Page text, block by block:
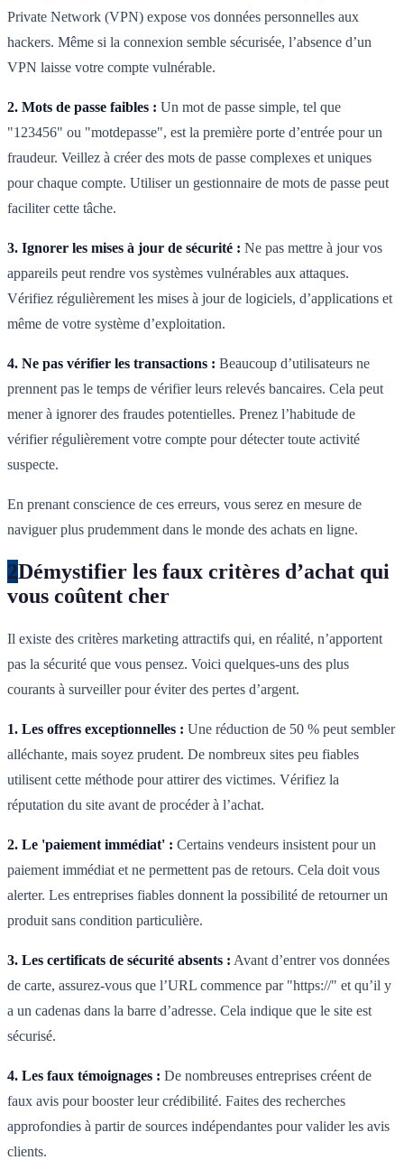
Private Network (VPN) expose vos données personnelles aux
hackers. Même si la connexion semble sécurisée, l’absence d’un
VPN laisse votre compte vulnérable.
2. Mots de passe faibles : Un mot de passe simple, tel que
"123456" ou "motdepasse", est la première porte d’entrée pour un
fraudeur. Veillez à créer des mots de passe complexes et uniques
pour chaque compte. Utiliser un gestionnaire de mots de passe peut
faciliter cette tâche.
3. Ignorer les mises à jour de sécurité : Ne pas mettre à jour vos
appareils peut rendre vos systèmes vulnérables aux attaques.
Vérifiez régulièrement les mises à jour de logiciels, d’applications et
même de votre système d’exploitation.
4. Ne pas vérifier les transactions : Beaucoup d’utilisateurs ne
prennent pas le temps de vérifier leurs relevés bancaires. Cela peut
mener à ignorer des fraudes potentielles. Prenez l’habitude de
vérifier régulièrement votre compte pour détecter toute activité
suspecte.
En prenant conscience de ces erreurs, vous serez en mesure de
naviguer plus prudemment dans le monde des achats en ligne.
2Démystifier les faux critères d’achat qui
vous coûtent cher
Il existe des critères marketing attractifs qui, en réalité, n’apportent
pas la sécurité que vous pensez. Voici quelques-uns des plus
courants à surveiller pour éviter des pertes d’argent.
1. Les offres exceptionnelles : Une réduction de 50 % peut sembler
alléchante, mais soyez prudent. De nombreux sites peu fiables
utilisent cette méthode pour attirer des victimes. Vérifiez la
réputation du site avant de procéder à l’achat.
2. Le 'paiement immédiat' : Certains vendeurs insistent pour un
paiement immédiat et ne permettent pas de retours. Cela doit vous
alerter. Les entreprises fiables donnent la possibilité de retourner un
produit sans condition particulière.
3. Les certificats de sécurité absents : Avant d’entrer vos données
de carte, assurez-vous que l’URL commence par "https://" et qu’il y
a un cadenas dans la barre d’adresse. Cela indique que le site est
sécurisé.
4. Les faux témoignages : De nombreuses entreprises créent de
faux avis pour booster leur crédibilité. Faites des recherches
approfondies à partir de sources indépendantes pour valider les avis
clients.